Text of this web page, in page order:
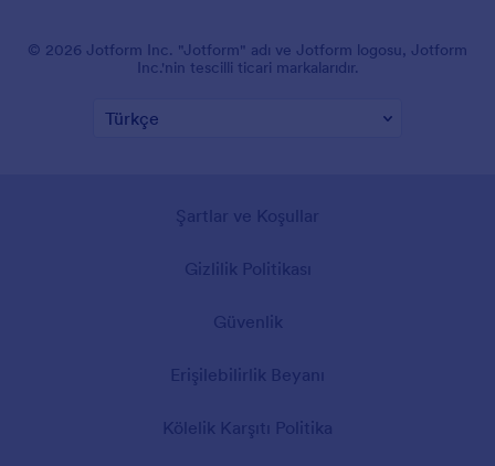
© 2026 Jotform Inc. "Jotform" adı ve Jotform logosu, Jotform
Inc.'nin tescilli ticari markalarıdır.
Şartlar ve Koşullar
Gizlilik Politikası
Güvenlik
Erişilebilirlik Beyanı
Kölelik Karşıtı Politika